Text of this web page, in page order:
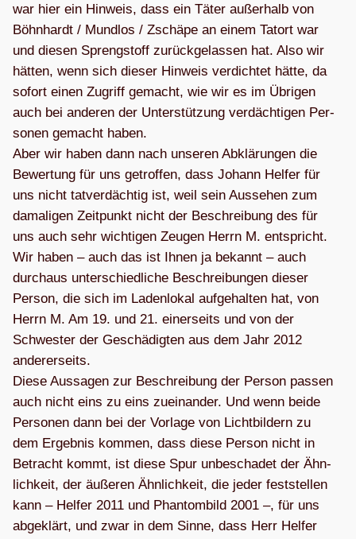
war hier ein Hin­weis, dass ein Täter außer­halb von
Böhn­hardt / Mund­los / Zsch­äpe an einem Tat­ort war
und die­sen Spreng­stoff zurück­ge­las­sen hat. Also wir
hät­ten, wenn sich die­ser Hin­weis ver­dich­tet hätte, da
sofort einen Zugriff gemacht, wie wir es im Übri­gen
auch bei ande­ren der Unter­stüt­zung ver­däch­ti­gen Per­
so­nen gemacht haben.
Aber wir haben dann nach unse­ren Abklä­run­gen die
Bewer­tung für uns getrof­fen, dass Johann Hel­fer für
uns nicht tat­ver­däch­tig ist, weil sein Aus­se­hen zum
dama­li­gen Zeit­punkt nicht der Beschrei­bung des für
uns auch sehr wich­ti­gen Zeu­gen Herrn M. ent­spricht.
Wir haben – auch das ist Ihnen ja bekannt – auch
durch­aus unter­schied­li­che Beschrei­bun­gen die­ser
Per­son, die sich im Laden­lo­kal auf­ge­hal­ten hat, von
Herrn M. Am 19. und 21. einer­seits und von der
Schwes­ter der Geschä­dig­ten aus dem Jahr 2012
ande­rer­seits.
Diese Aus­sa­gen zur Beschrei­bung der Per­son pas­sen
auch nicht eins zu eins zuein­an­der. Und wenn beide
Per­so­nen dann bei der Vor­lage von Licht­bil­dern zu
dem Ergeb­nis kom­men, dass diese Per­son nicht in
Betracht kommt, ist diese Spur unbe­scha­det der Ähn­
lich­keit, der äuße­ren Ähn­lich­keit, die jeder fest­stel­len
kann – Hel­fer 2011 und Phan­tom­bild 2001 –, für uns
abge­klärt, und zwar in dem Sinne, dass Herr Hel­fer